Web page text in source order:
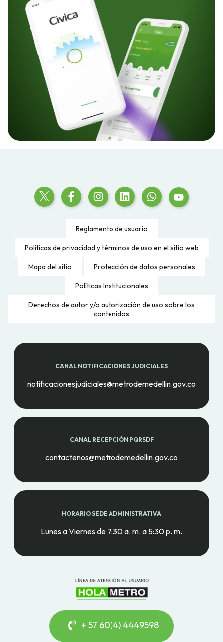
Reglamento de usuario
Políticas de privacidad y términos de uso en el sitio web
Mapa del sitio Protección de datos personales
Políticas Institucionales
Derechos de autor y/o autorización de uso sobre los
contenidos
CANAL NOTIFICACIONES JUDICIALES
notificacionesjudiciales@metrodemedellin.gov.co
CANAL RECEPCIÓN PQRSDF
contactenos@metrodemedellin.gov.co
HORARIO SEDE ADMINISTRATIVA
Lunes a Viernes de 7:30 a. m. a 5:30 p. m.
+ 57 60(4) 4449598